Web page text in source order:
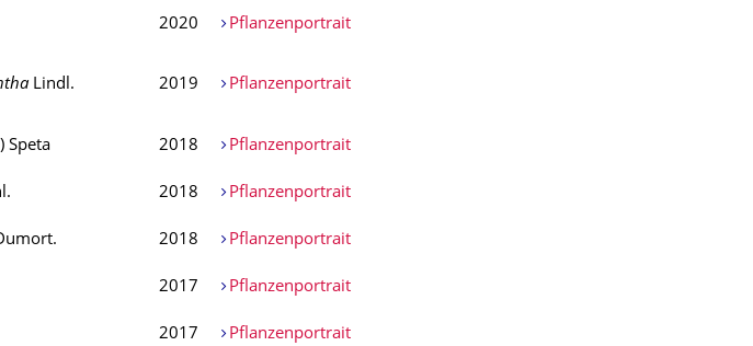
2020 Pflanzenportrait
Lindl. 2019 Pflanzenportrait
Speta 2018 Pflanzenportrait
2018 Pflanzenportrait
2018 Pflanzenportrait
2017 Pflanzenportrait
2017 Pflanzenportrait